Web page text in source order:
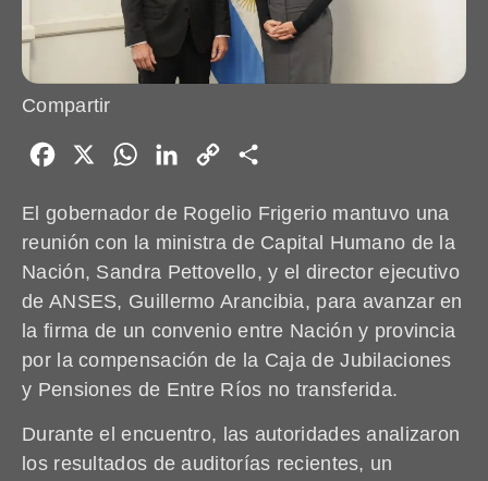
Compartir
Facebook WhatsAppLinkedIn
Copy
El gobernador de Rogelio Frigerio mantuvo una
reunión con la ministra de Capital Humano de la
Nación, Sandra Pettovello, y el director ejecutivo
de ANSES, Guillermo Arancibia, para avanzar en
la firma de un convenio entre Nación y provincia
por la compensación de la Caja de Jubilaciones
y Pensiones de Entre Ríos no transferida.
Durante el encuentro, las autoridades analizaron
los resultados de auditorías recientes, un